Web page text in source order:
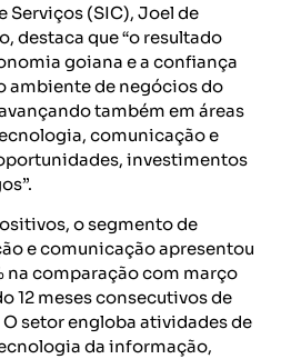
Serviços (SIC), Joel de
destaca que “o resultado
goiana e a confiança
ambiente de negócios do
também em áreas
comunicação e
investimentos
o segmento de
e comunicação apresentou
na comparação com março
12 meses consecutivos de
setor engloba atividades de
da informação,